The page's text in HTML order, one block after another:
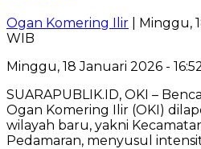
Ogan Komering Ilir | Minggu,
WIB
Minggu, 18 Januari 2026 -
SUARAPUBLIK.ID, OKI –
Ogan Komering Ilir (OKI)
wilayah baru, yakni
Pedamaran, menyusul